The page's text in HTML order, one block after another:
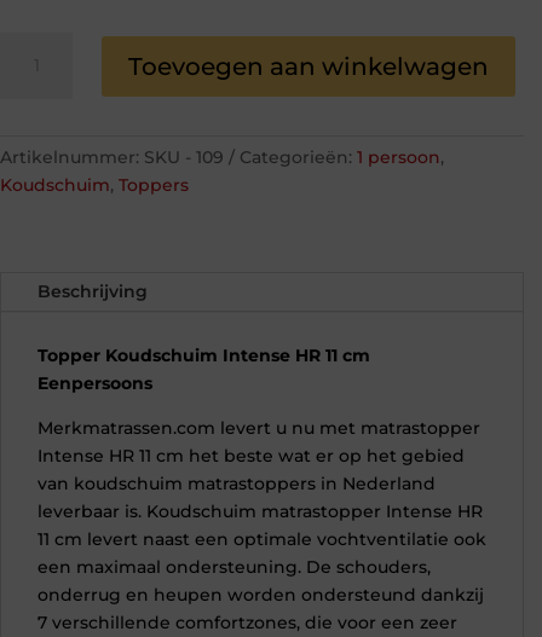
11
cm
Toevoegen aan winkelwagen
Artikelnummer: SKU - 109 Categorieën: 1 persoon,
Koudschuim, Toppers
Beschrijving
Topper Koudschuim Intense HR 11 cm
Eenpersoons
Merkmatrassen.com levert u nu met matrastopper
Intense HR 11 cm het beste wat er op het gebied
van koudschuim matrastoppers in Nederland
leverbaar is. Koudschuim matrastopper Intense HR
11 cm levert naast een optimale vochtventilatie ook
een maximaal ondersteuning. De schouders,
onderrug en heupen worden ondersteund dankzij
7 verschillende comfortzones, die voor een zeer